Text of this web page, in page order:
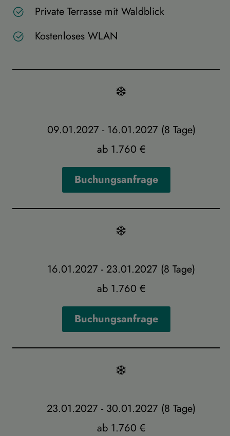
Private Terrasse mit Waldblick
Kostenloses WLAN
09.01.2027 - 16.01.2027 (8 Tage)
ab 1.760 €
Buchungsanfrage
16.01.2027 - 23.01.2027 (8 Tage)
ab 1.760 €
Buchungsanfrage
23.01.2027 - 30.01.2027 (8 Tage)
ab 1.760 €